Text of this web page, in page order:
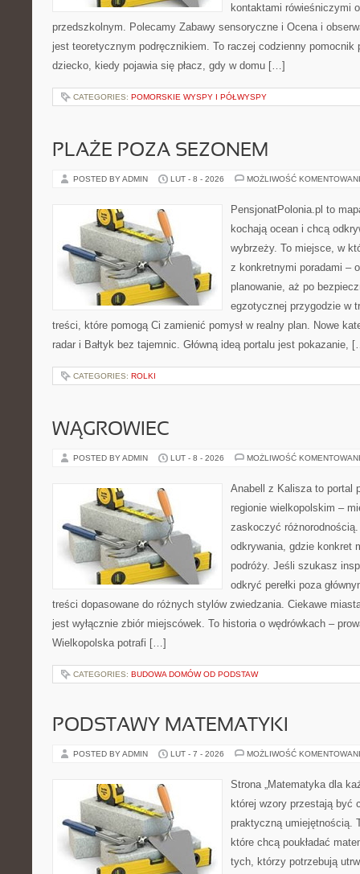
kontaktami rówieśniczymi
przedszkolnym. Polecamy Zabawy sensoryczne i Ocena i
jest teoretycznym podręcznikiem. To raczej codzienny pomocnik
dziecko, kiedy pojawia się płacz, gdy w domu […]
CATEGORIES: POMORSKIE WYSPY I PÓŁWYSPY
PLAŻE POZA SEZONEM
POSTED BY ADMIN LUT - 8 - 2026 MOŻLIWOŚĆ
PensjonatPolonia.pl to
kochają ocean i chcą
wybrzeży. To miejsce, w
z konkretnymi poradami –
planowanie, aż po
egzotycznej przygodzie w
treści, które pomogą Ci zamienić pomysł w realny plan. Nowe
radar i Bałtyk bez tajemnic. Główną ideą portalu jest pokazanie,
CATEGORIES: ROLKI
WĄGROWIEC
POSTED BY ADMIN LUT - 8 - 2026 MOŻLIWOŚĆ
Anabell z Kalisza to portal
regionie wielkopolskim –
zaskoczyć
odkrywania, gdzie konkret
podróży. Jeśli szukasz
odkryć perełki poza
treści dopasowane do różnych stylów zwiedzania. Ciekawe
jest wyłącznie zbiór miejscówek. To historia o wędrówkach –
Wielkopolska potrafi […]
CATEGORIES: BUDOWA DOMÓW OD PODSTAW
PODSTAWY MATEMATYKI
POSTED BY ADMIN LUT - 7 - 2026 MOŻLIWOŚĆ
Strona „Matematyka dla
której wzory przestają być
praktyczną umiejętnością.
które chcą poukładać
tych, którzy potrzebują